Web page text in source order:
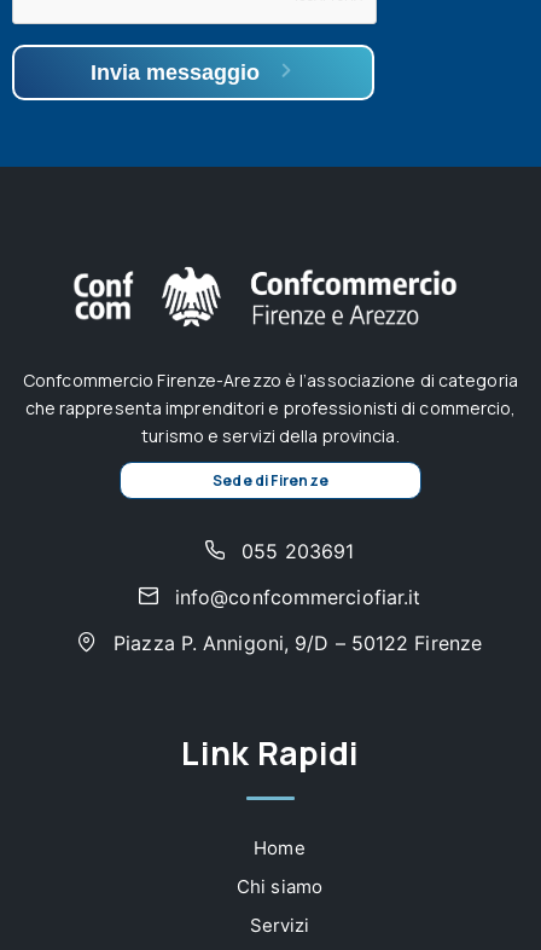
Invia messaggio
Confcommercio Firenze-Arezzo è l’associazione di categoria
che rappresenta imprenditori e professionisti di commercio,
turismo e servizi della provincia.
Sede di Firenze
055 203691
info@confcommerciofiar.it
Piazza P. Annigoni, 9/D – 50122 Firenze
Link Rapidi
Home
Chi siamo
Servizi